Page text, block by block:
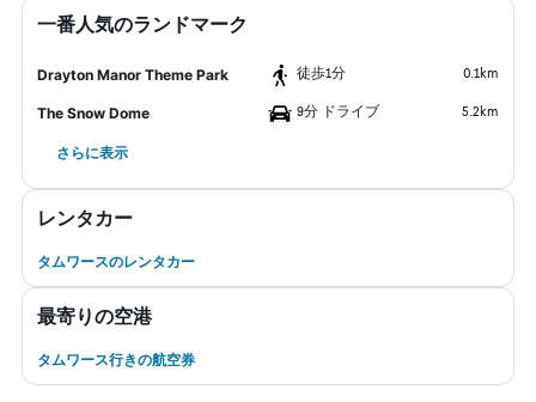
一番人気のランドマーク
Drayton Manor Theme Park ​徒歩1分 0.1km
The Snow Dome 9分 ドライブ 5.2km
さらに表示
レンタカー
タムワースのレンタカー
最寄りの空港
タムワース行きの航空券